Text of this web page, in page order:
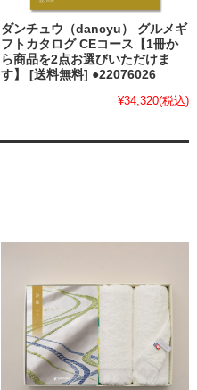
ダンチュウ（dancyu） グルメギ
フトカタログ CEコース【1冊か
ら商品を2点お選びいただけま
す】 [送料無料] ●22076026
¥34,320(税込)